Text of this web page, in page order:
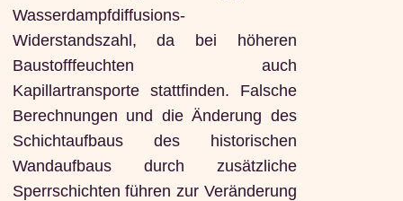
Wasserdampfdiffusions-
Widerstandszahl, da bei höheren
Baustofffeuchten auch
Kapillartransporte stattfinden. Falsche
Berechnungen und die Änderung des
Schichtaufbaus des historischen
Wandaufbaus durch zusätzliche
Sperrschichten führen zur Veränderung